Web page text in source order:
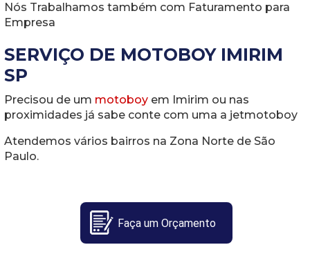
Nós Trabalhamos também com Faturamento para
Empresa
SERVIÇO DE MOTOBOY IMIRIM
SP
Precisou de um motoboy em Imirim ou nas
proximidades já sabe conte com uma a jetmotoboy
Atendemos vários bairros na Zona Norte de São
Paulo.
Faça um Orçamento